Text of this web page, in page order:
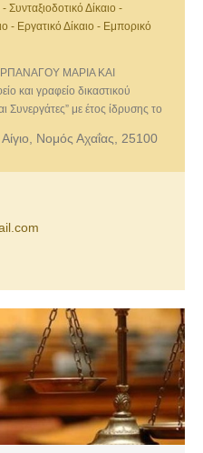
Συνταξιοδοτικό Δίκαιο -
- Εργατικό Δίκαιο - Εμπορικό
ΜΑΡΙΑ ΚΑΙ
και γραφείο δικαστικού
Συνεργάτες” με έτος ίδρυσης το
δικαστικών αποφάσεων.
Νομός Αχαΐας, 25100